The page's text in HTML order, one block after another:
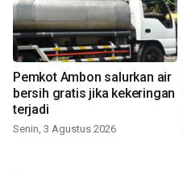
Pemkot Ambon salurkan air
bersih gratis jika kekeringan
terjadi
Senin, 3 Agustus 2026